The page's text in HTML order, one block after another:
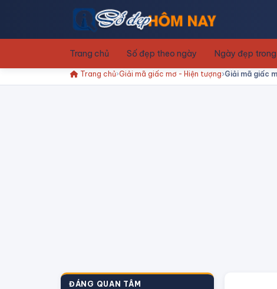
Trang chủ Số đẹp theo ngày Ngày đẹp
Trang chủ Giải mã giấc mơ - Hiện tượng Giải mã giấc
ĐÁNG QUAN TÂM